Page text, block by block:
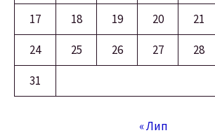
17
18 19 20 21
24
25 26 27 28
31
« Лип